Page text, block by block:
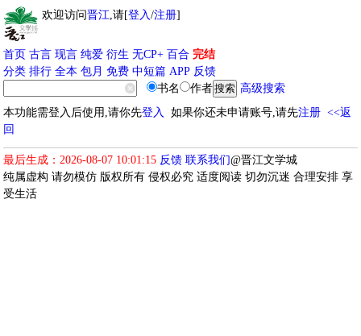
欢迎访问晋江,请[登入/注册]
首页 古言 现言 纯爱 衍生 无CP+ 百合 完结
分类 排行 全本 包月 免费 中短篇 APP 反馈
书名
作者
高级搜索
本功能需登入后使用,请你先登入 如果你还未申请账号,请先注册 <<返
回
最后生成：2026-08-07 10:01:15 反馈 联系我们@晋江文学城
纯属虚构 请勿模仿 版权所有 侵权必究 适度阅读 切勿沉迷 合理安排 享
受生活